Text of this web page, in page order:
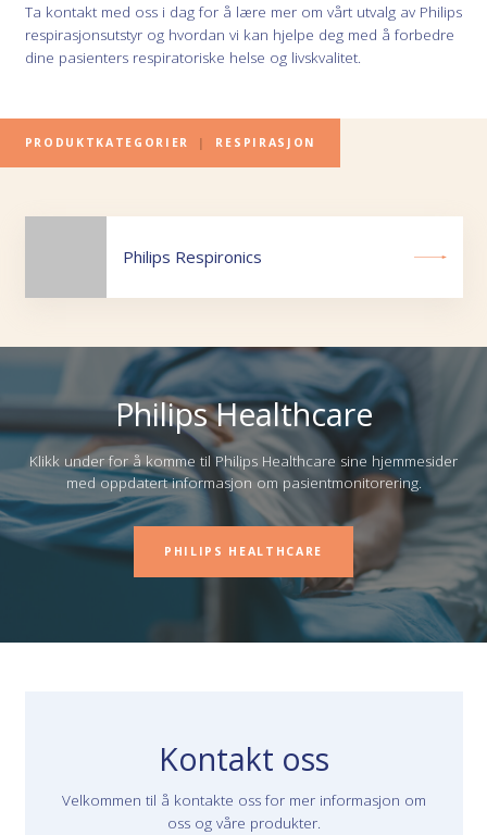
Ta kontakt med oss i dag for å lære mer om vårt utvalg av Philips
respirasjonsutstyr og hvordan vi kan hjelpe deg med å forbedre
dine pasienters respiratoriske helse og livskvalitet.
PRODUKTKATEGORIER | RESPIRASJON
Philips Respironics
Philips Healthcare
Klikk under for å komme til Philips Healthcare sine hjemmesider
med oppdatert informasjon om pasientmonitorering.
PHILIPS HEALTHCARE
Kontakt oss
Velkommen til å kontakte oss for mer informasjon om
oss og våre produkter.